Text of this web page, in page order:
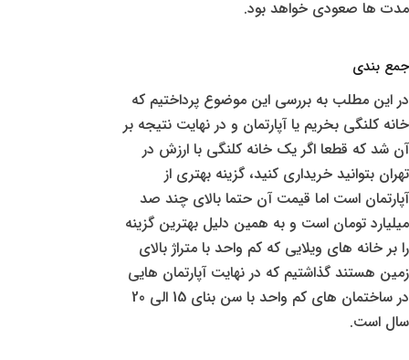
مدت ها صعودی خواهد بود.
جمع بندی
در این مطلب به بررسی این موضوع پرداختیم که
خانه کلنگی بخریم یا آپارتمان و در نهایت نتیجه بر
آن شد که قطعا اگر یک خانه کلنگی با ارزش در
تهران بتوانید خریداری کنید، گزینه بهتری از
آپارتمان است اما قیمت آن حتما بالای چند صد
میلیارد تومان است و به همین دلیل بهترین گزینه
را بر خانه های ویلایی که کم واحد با متراژ بالای
زمین هستند گذاشتیم که در نهایت آپارتمان هایی
در ساختمان های کم واحد با سن بنای 15 الی 20
سال است.